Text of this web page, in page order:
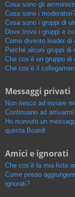
Cosa sono gli
Cosa sono i
Cosa sono i gruppi di
Dove trovo i gruppi e
Come divento leader di
Perché alcuni gruppi di
Che cos’è un gruppo
Che cos’è il
Messaggi privati
Non riesco ad inviare
Continuano ad
Ho ricevuto un
questa Board!
Amici e ignorati
Che cos’è la mia lista
Come posso
ignorati?